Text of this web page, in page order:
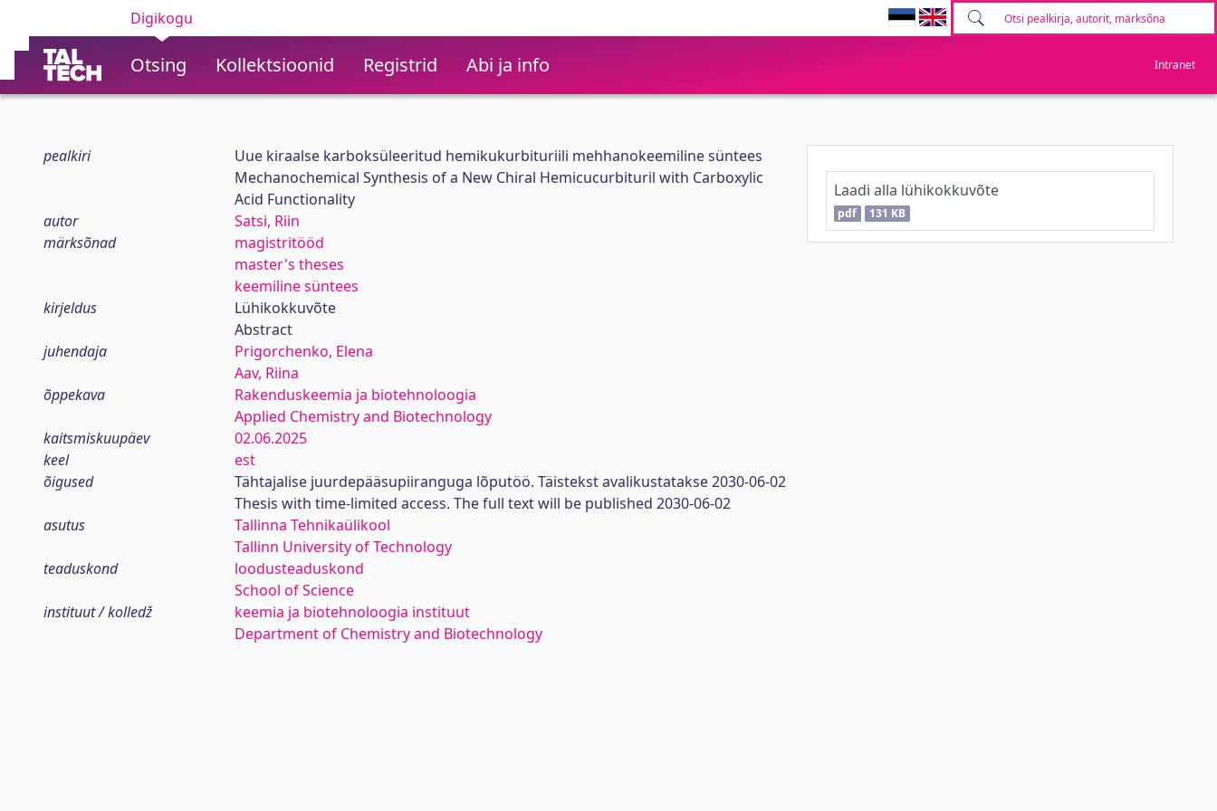
Digikogu
Otsing Kollektsioonid Registrid Abi ja info Intranet
pealkiri
Uue kiraalse karboksüleeritud hemikukurbituriili mehhanokeemiline süntees
Mechanochemical Synthesis of a New Chiral Hemicucurbituril with Carboxylic
Acid Functionality
autor
Satsi, Riin
märksõnad
magistritööd
master's theses
keemiline süntees
kirjeldus
Lühikokkuvõte
Abstract
juhendaja
Prigorchenko, Elena
Aav, Riina
õppekava
Rakenduskeemia ja biotehnoloogia
Applied Chemistry and Biotechnology
kaitsmiskuupäev
02.06.2025
keel
est
õigused
Tähtajalise juurdepääsupiiranguga lõputöö. Täistekst avalikustatakse 2030-06-02
Thesis with time-limited access. The full text will be published 2030-06-02
asutus
Tallinna Tehnikaülikool
Tallinn University of Technology
teaduskond
loodusteaduskond
School of Science
instituut / kolledž
keemia ja biotehnoloogia instituut
Department of Chemistry and Biotechnology
Laadi alla lühikokkuvõte
pdf 131 KB